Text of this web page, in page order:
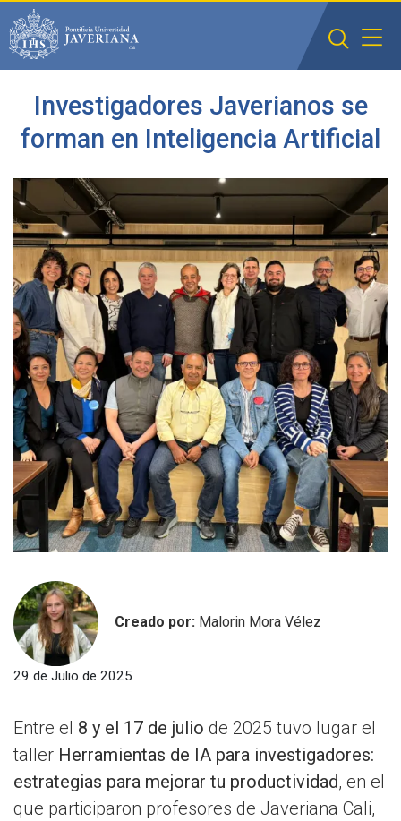
Saltar al contenido principal
Investigadores Javerianos se
forman en Inteligencia Artificial
Creado por: Malorin Mora Vélez
29 de Julio de 2025
Entre el 8 y el 17 de julio de 2025 tuvo lugar el
taller Herramientas de IA para investigadores:
estrategias para mejorar tu productividad, en el
que participaron profesores de Javeriana Cali,